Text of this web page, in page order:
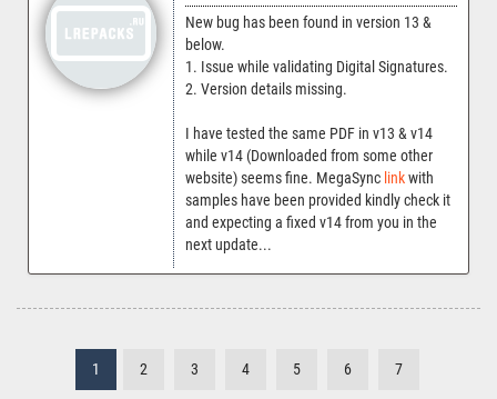
New bug has been found in version 13 &
below.
1. Issue while validating Digital Signatures.
2. Version details missing.
I have tested the same PDF in v13 & v14
while v14 (Downloaded from some other
website) seems fine. MegaSync linkwith
samples have been provided kindly check it
and expecting a fixed v14 from you in the
next update...
1 2 3 4 5 6 7